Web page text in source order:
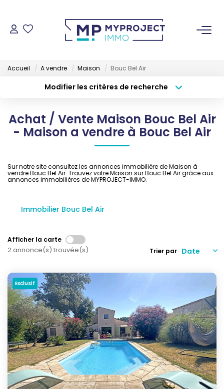
ESTIMER
GESTION LOCATIVE
Nous Rejoindre
Nos Actualités
CONTACT
Accueil A vendre Maison Bouc Bel Air
Modifier les critères de recherche
Sélectionnez...
Type de bien
Surface min
Créer une alerte
Achat / Vente Maison Bouc Bel Air
- Maison a vendre à Bouc Bel Air
Sur notre site consultez les annonces immobilière de Maison à
vendre Bouc Bel Air. Trouvez votre Maison sur Bouc Bel Air grâce aux
annonces immobilières de MYPROJECT-IMMO.
Immobilier Bouc Bel Air
Afficher la carte
2 annonce(s) trouvée(s) Trier par
Exclusif